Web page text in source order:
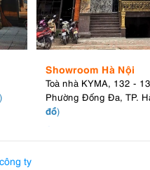
)
Showroom Hà Nội
Toà nhà KYMA, 132 -
Phường Đống Đa, TP.
đồ)
ty